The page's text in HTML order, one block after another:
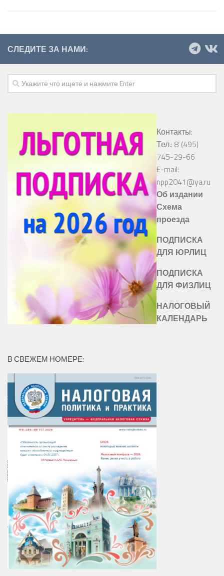
СЛЕДИТЕ ЗА НАМИ:
Контакты:
Тел.: 8 (495)
745-29-66
E-mail:
npp2041@ya.ru
Об издании
Схема
проезда
ПОДПИСКА
ДЛЯ ЮРЛИЦ
ПОДПИСКА
ДЛЯ ФИЗЛИЦ
НАЛОГОВЫЙ
КАЛЕНДАРЬ
В СВЕЖЕМ НОМЕРЕ: